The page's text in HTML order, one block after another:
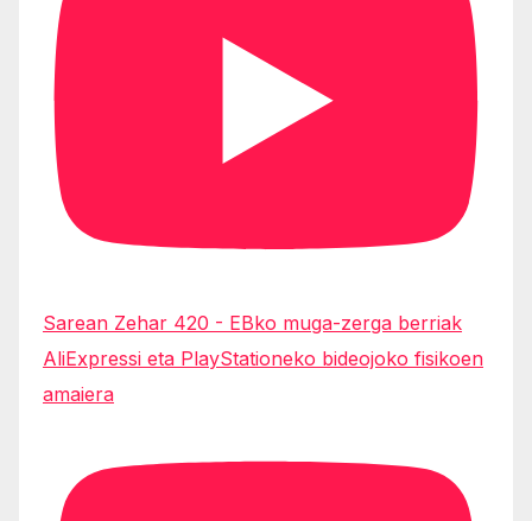
Sarean Zehar 420 - EBko muga-zerga berriak
AliExpressi eta PlayStationeko bideojoko fisikoen
amaiera